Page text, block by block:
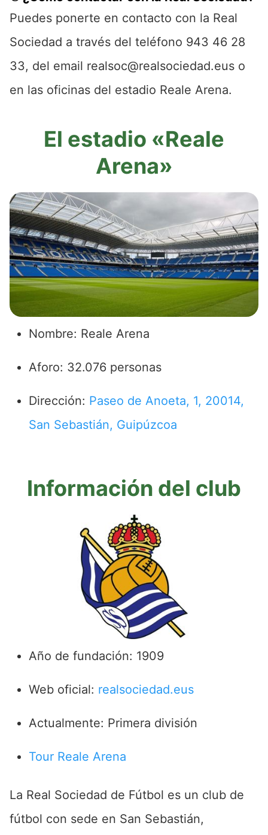
Puedes ponerte en contacto con la Real
Sociedad a través del teléfono 943 46 28
33, del email realsoc@realsociedad.eus o
en las oficinas del estadio Reale Arena.
El estadio «Reale
Arena»
Nombre: Reale Arena
Aforo: 32.076 personas
Dirección: Paseo de Anoeta, 1, 20014,
San Sebastián, Guipúzcoa
Información del club
Año de fundación: 1909
Web oficial: realsociedad.eus
Actualmente: Primera división
Tour Reale Arena
La Real Sociedad de Fútbol es un club de
fútbol con sede en San Sebastián,